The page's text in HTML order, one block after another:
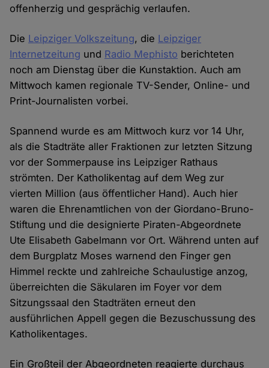
offenherzig und gesprächig verlaufen.
Die Leipziger Volkszeitung, die Leipziger
Internetzeitung und Radio Mephisto berichteten
noch am Dienstag über die Kunstaktion. Auch am
Mittwoch kamen regionale TV-Sender, Online- und
Print-Journalisten vorbei.
Spannend wurde es am Mittwoch kurz vor 14 Uhr,
als die Stadträte aller Fraktionen zur letzten Sitzung
vor der Sommerpause ins Leipziger Rathaus
strömten. Der Katholikentag auf dem Weg zur
vierten Million (aus öffentlicher Hand). Auch hier
waren die Ehrenamtlichen von der Giordano-Bruno-
Stiftung und die designierte Piraten-Abgeordnete
Ute Elisabeth Gabelmann vor Ort. Während unten auf
dem Burgplatz Moses warnend den Finger gen
Himmel reckte und zahlreiche Schaulustige anzog,
überreichten die Säkularen im Foyer vor dem
Sitzungssaal den Stadträten erneut den
ausführlichen Appell gegen die Bezuschussung des
Katholikentages.
Ein Großteil der Abgeordneten reagierte durchaus